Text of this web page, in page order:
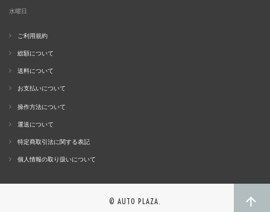
水曜日
ご利用規約
総額について
送料について
お支払いについて
操作方法について
運送について
特定商取引法に関する表記
個人情報の取り扱いについて
© AUTO PLAZA.